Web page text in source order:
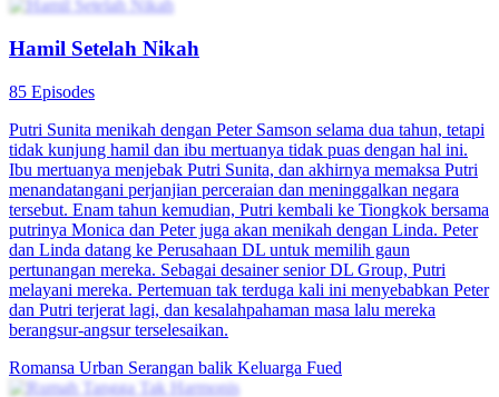
Obsesi Ibu Mencari Putri Hilang
80 Episodes
Wenny Chandra dan suaminya tinggal di desa. Keduanya
mempunyai seorang putri berusia 12 tahun bernama Yasmin Latif.
Ketiganya hidup dengan mengandalkan penghasilan suaminya yang